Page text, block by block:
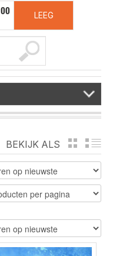
00 LEEG
BEKIJK ALS GRID